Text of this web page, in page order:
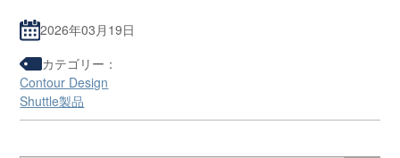
2026年03月19日
カテゴリー：
Contour Design
Shuttle製品